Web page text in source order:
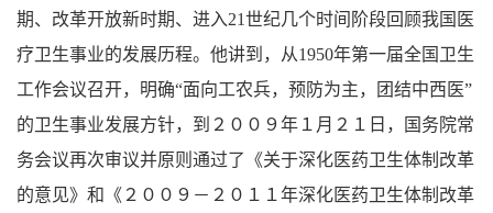
期、改革开放新时期、进入21世纪几个时间阶段回顾我国医
疗卫生事业的发展历程。他讲到，从1950年第一届全国卫生
工作会议召开，明确“面向工农兵，预防为主，团结中西医”
的卫生事业发展方针，到２００９年１月２１日，国务院常
务会议再次审议并原则通过了《关于深化医药卫生体制改革
的意见》和《２００９－２０１１年深化医药卫生体制改革